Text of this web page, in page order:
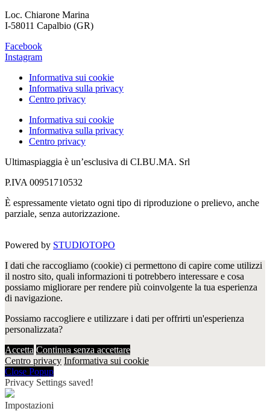
Loc. Chiarone Marina
I-58011 Capalbio (GR)
Facebook
Instagram
Informativa sui cookie
Informativa sulla privacy
Centro privacy
Informativa sui cookie
Informativa sulla privacy
Centro privacy
Ultimaspiaggia è un’esclusiva di CI.BU.MA. Srl
P.IVA 00951710532
È espressamente vietato ogni tipo di riproduzione o prelievo, anche
parziale, senza autorizzazione.
Powered by STUDIOTOPO
I dati che raccogliamo (cookie) ci permettono di capire come utilizzi
il nostro sito, quali informazioni ti potrebbero interessare e cosa
possiamo migliorare per rendere più coinvolgente la tua esperienza
di navigazione.
Possiamo raccogliere e utilizzare i dati per offrirti un'esperienza
personalizzata?
Accetta Continua senza accettare
Centro privacy Informativa sui cookie
Close Popup
Privacy Settings saved!
Impostazioni